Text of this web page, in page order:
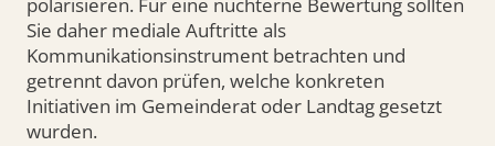
polarisieren. Für eine nüchterne Bewertung sollten
Sie daher mediale Auftritte als
Kommunikationsinstrument betrachten und
getrennt davon prüfen, welche konkreten
Initiativen im Gemeinderat oder Landtag gesetzt
wurden.